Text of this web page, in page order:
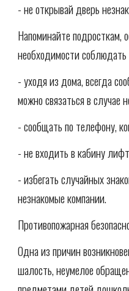
- не открывай дверь
Напоминайте подросткам,
необходимости
- уходя из дома, всегда
можно связаться в случае
- сообщать по телефону,
- не входить в кабину
- избегать случайных
незнакомые компании.
Противопожарная
Одна из причин
шалость, неумелое